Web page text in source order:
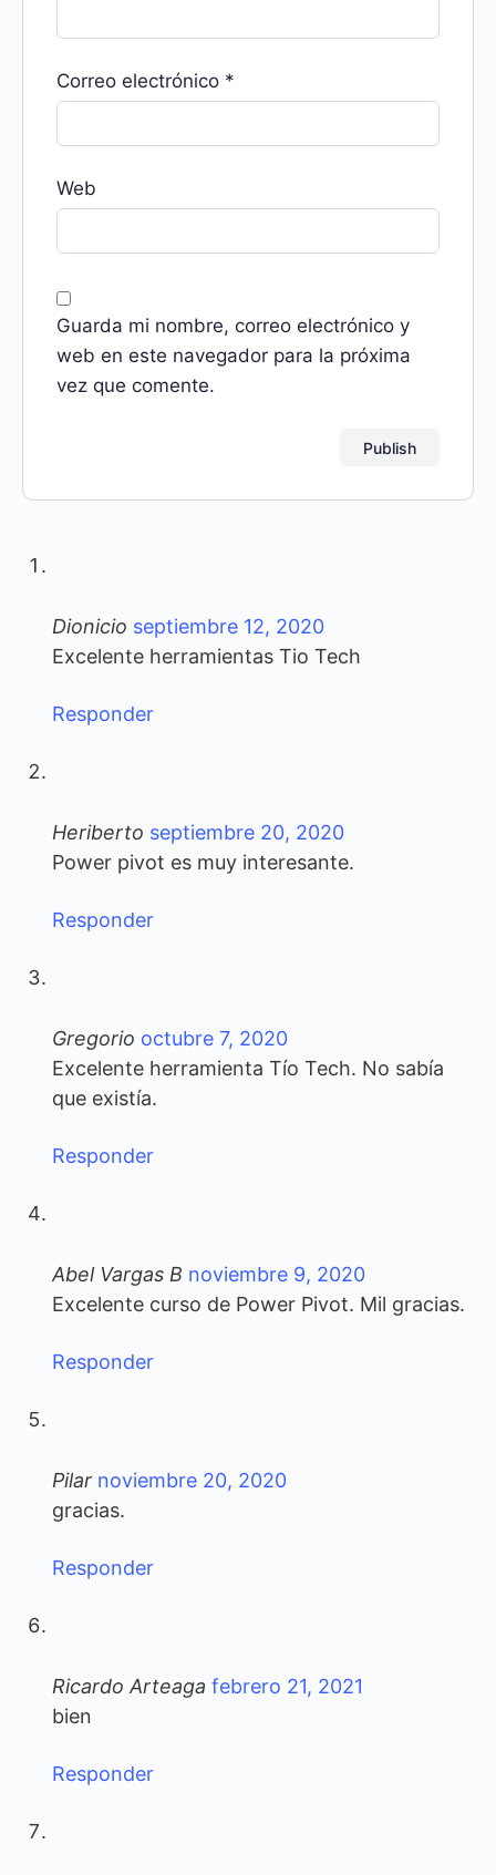
Correo electrónico *
Web
Guarda mi nombre, correo electrónico y
web en este navegador para la próxima
vez que comente.
Dionicio septiembre 12, 2020
Excelente herramientas Tio Tech
Responder
Heriberto septiembre 20, 2020
Power pivot es muy interesante.
Responder
Gregorio octubre 7, 2020
Excelente herramienta Tío Tech. No sabía
que existía.
Responder
Abel Vargas B noviembre 9, 2020
Excelente curso de Power Pivot. Mil gracias.
Responder
Pilar noviembre 20, 2020
gracias.
Responder
Ricardo Arteaga febrero 21, 2021
bien
Responder